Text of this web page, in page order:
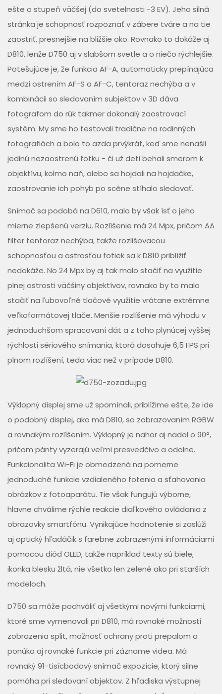
ešte o stupeň väčšej (do svetelnosti -3 EV). Jeho silná
stránka je schopnosť rozpoznať v zábere tváre a na tie
zaostriť, presnejšie na bližšie oko. Rovnako to dokáže aj
D810, lenže D750 aj v slabšom svetle a o niečo rýchlejšie.
Potešujúce je, že funkcia AF-A, automaticky prepínajúca
medzi ostrením AF-S a AF-C, tentoraz nechýba a v
kombinácii so sledovaním subjektov v 3D dáva
fotografom do rúk takmer dokonalý zaostrovací
systém. My sme ho testovali tradične na rodinných
fotografiách a bolo to azda prvýkrát, keď sme nenašli
jedinú nezaostrenú fotku - či už deti behali smerom k
objektívu, kolmo naň, alebo sa hojdali na hojdačke,
zaostrovanie ich pohyb po scéne stíhalo sledovať.
Snímač sa podobá na D610, malo by však ísť o jeho
mierne zlepšenú verziu. Rozlíšenie má 24 Mpx, pričom AA
filter tentoraz nechýba, takže rozlišovacou
schopnosťou a ostrosťou fotiek sa k D810 priblížiť
nedokáže. No 24 Mpx by aj tak malo stačiť na využitie
plnej ostrosti väčšiny objektívov, rovnako by to malo
stačiť na ľubovoľné tlačové využitie vrátane extrémne
veľkoformátovej tlače. Menšie rozlíšenie má výhodu v
jednoduchšom spracovaní dát a z toho plynúcej vyššej
rýchlosti sériového snímania, ktorá dosahuje 6,5 FPS pri
plnom rozlíšení, teda viac než v prípade D810.
Výklopný displej sme už spomínali, priblížime ešte, že ide
o podobný displej, ako má D810, so zobrazovaním RGBW
a rovnakým rozlíšením. Výklopný je nahor aj nadol o 90°,
pričom pánty vyzerajú veľmi presvedčivo a odolne.
Funkcionalita Wi-Fi je obmedzená na pomerne
jednoduché funkcie vzdialeného fotenia a sťahovania
obrázkov z fotoaparátu. Tie však fungujú výborne,
hlavne chválime rýchle reakcie diaľkového ovládania z
obrazovky smartfónu. Vynikajúce hodnotenie si zaslúži
aj optický hľadáčik s farebne zobrazenými informáciami
pomocou diód OLED, takže napríklad texty sú biele,
ikonka blesku žltá, nie všetko len zelené ako pri starších
modeloch.
D750 sa môže pochváliť aj všetkými novými funkciami,
ktoré sme vymenovali pri D810, má rovnaké možnosti
zobrazenia split, možnosť ochrany proti prepalom a
ponúka aj rovnaké funkcie pri zázname videa. Má
rovnaký 91-tisícbodový snímač expozície, ktorý silne
pomáha pri sledovaní objektov. Z hľadiska výstupnej